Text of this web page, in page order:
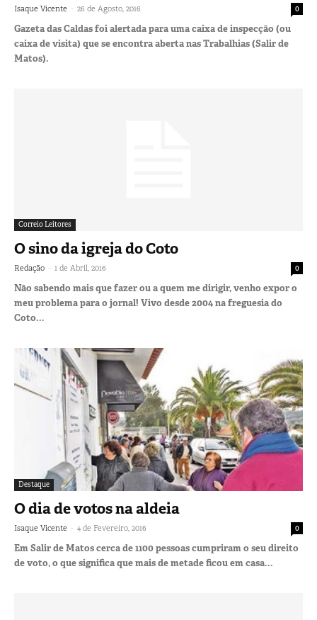
Isaque Vicente - 26 de Agosto, 2016 0
Gazeta das Caldas foi alertada para uma caixa de inspecção (ou
caixa de visita) que se encontra aberta nas Trabalhias (Salir de
Matos).
Correio Leitores
O sino da igreja do Coto
Redação - 1 de Abril, 2016 0
Não sabendo mais que fazer ou a quem me dirigir, venho expor o
meu problema para o jornal! Vivo desde 2004 na freguesia do
Coto...
Destaque
O dia de votos na aldeia
Isaque Vicente - 4 de Fevereiro, 2016 0
Em Salir de Matos cerca de 1100 pessoas cumpriram o seu direito
de voto, o que significa que mais de metade ficou em casa...